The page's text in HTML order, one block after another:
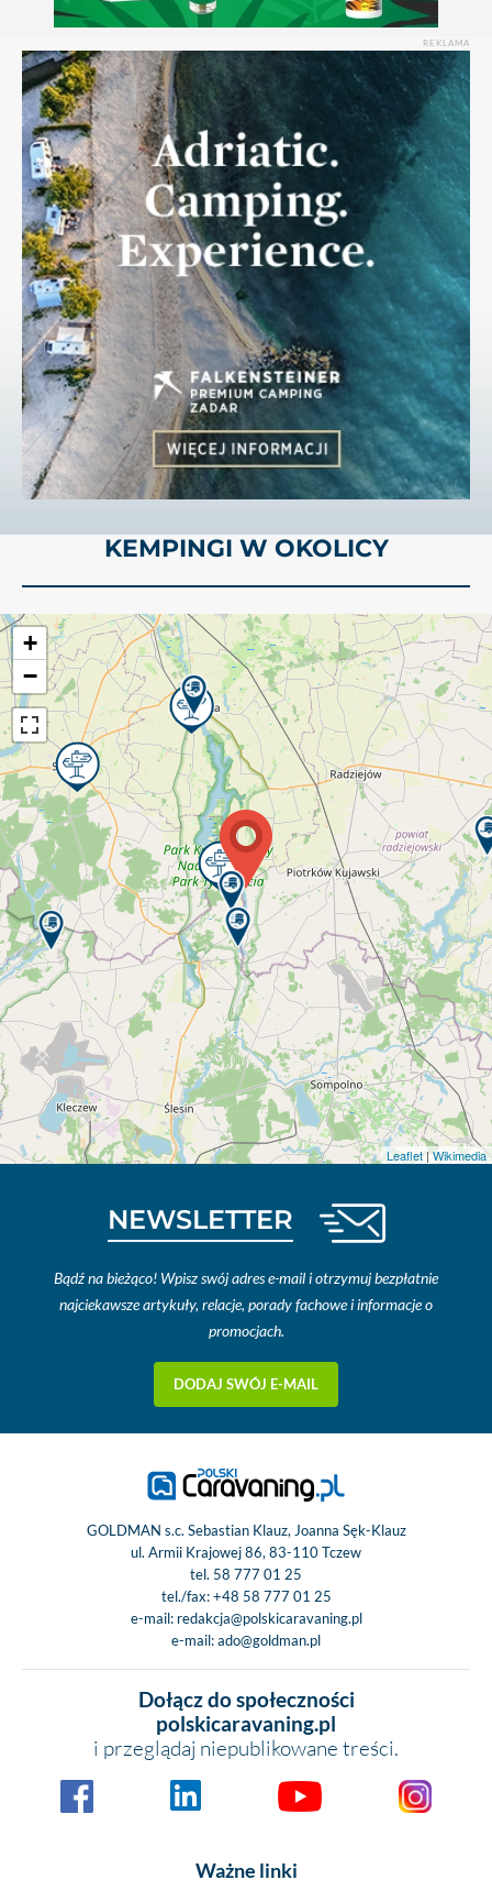
REKLAMA
KEMPINGI W OKOLICY
+
−
Leaflet |Wikimedia
NEWSLETTER
Bądź na bieżąco! Wpisz swój adres e-mail i otrzymuj bezpłatnie
najciekawsze artykuły, relacje, porady fachowe i informacje o
promocjach.
DODAJ SWÓJ E-MAIL
GOLDMAN s.c. Sebastian Klauz, Joanna Sęk-Klauz
ul. Armii Krajowej 86, 83-110 Tczew
tel. 58 777 01 25
tel./fax:+48 58 777 01 25
e-mail: redakcja@polskicaravaning.pl
e-mail:ado@goldman.pl
Dołącz do społeczności
polskicaravaning.pl
i przeglądaj niepublikowane treści.
Ważne linki